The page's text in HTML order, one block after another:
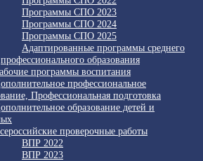
Программы СПО 2023
Программы СПО 2024
Программы СПО 2025
Адаптированные программы среднего
профессионального образования
программы воспитания
профессиональное
Профессиональная подготовка
образование детей и
проверочные работы
ВПР 2022
ВПР 2023